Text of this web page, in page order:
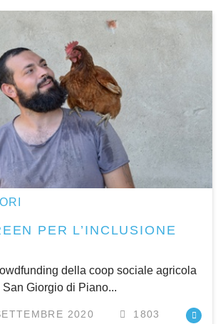
PER L’INCLUSIONE
della coop sociale agricola
Giorgio di Piano...
2020 1803